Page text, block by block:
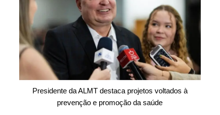
Presidente da ALMT destaca projetos voltados à
prevenção e promoção da saúde